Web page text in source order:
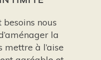
nous
la
à l’aise